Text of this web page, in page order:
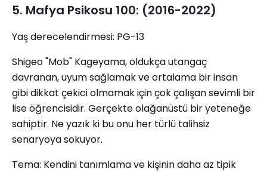
5. Mafya Psikosu 100: (2016-2022)
Yaş derecelendirmesi: PG-13
Shigeo "Mob" Kageyama, oldukça utangaç
davranan, uyum sağlamak ve ortalama bir insan
gibi dikkat çekici olmamak için çok çalışan sevimli bir
lise öğrencisidir. Gerçekte olağanüstü bir yeteneğe
sahiptir. Ne yazık ki bu onu her türlü talihsiz
senaryoya sokuyor.
Tema: Kendini tanımlama ve kişinin daha az tipik